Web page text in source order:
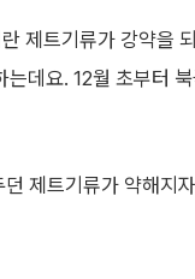
제트기류가 강약을
데요. 12월 초부터
제트기류가 약해지